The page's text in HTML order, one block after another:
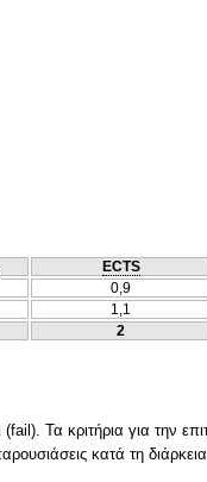
ECTS
0,9
1,1
2
Τα κριτήρια για την
κατά τη